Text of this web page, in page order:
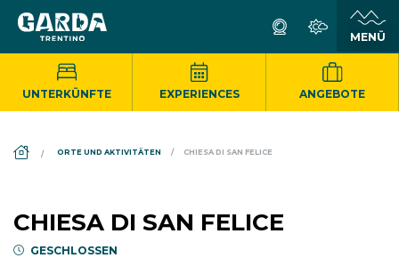
UNTERKÜNFTE EXPERIENCES ANGEBOTE
ORTE UND AKTIVITÄTEN CHIESA DI SAN FELICE
CHIESA DI SAN FELICE
GESCHLOSSEN